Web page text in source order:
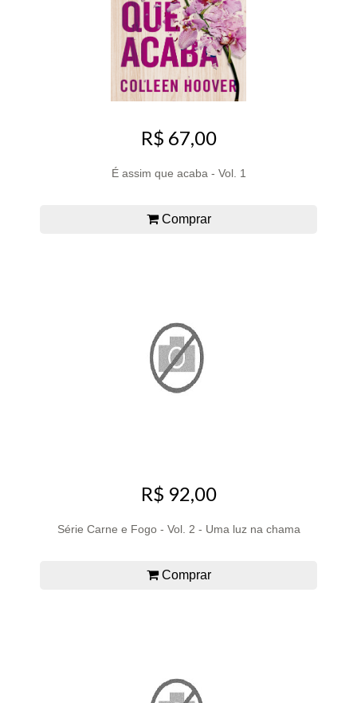
R$ 67,00
É assim que acaba - Vol. 1
Comprar
R$ 92,00
Série Carne e Fogo - Vol. 2 - Uma luz na chama
Comprar